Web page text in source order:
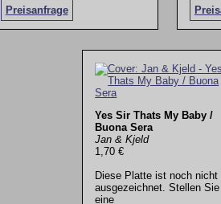
Preisanfrage
Yes Sir Thats My Baby /
Buona Sera
Jan & Kjeld
1,70 €
Diese Platte ist noch nicht
ausgezeichnet. Stellen Sie
eine